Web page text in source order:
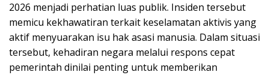
2026 menjadi perhatian luas publik. Insiden tersebut
memicu kekhawatiran terkait keselamatan aktivis yang
aktif menyuarakan isu hak asasi manusia. Dalam situasi
tersebut, kehadiran negara melalui respons cepat
pemerintah dinilai penting untuk memberikan